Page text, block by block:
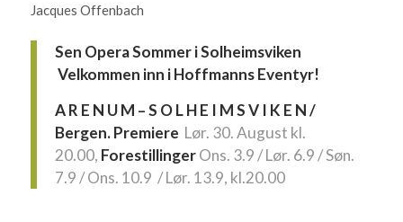
Jacques Offenbach
Sen Opera Sommer i Solheimsviken
Velkommen inn i Hoffmanns Eventyr!
A R E N U M –S O L H E I M S V I K E N /
Bergen.Premiere Lør. 30. August kl.
20.00, ForestillingerOns. 3.9 / Lør. 6.9 / Søn.
7.9 / Ons. 10.9 / Lør. 13.9, kl.20.00